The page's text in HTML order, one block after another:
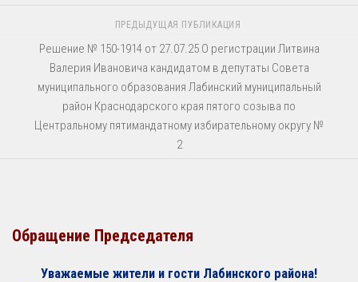
ПРЕДЫДУЩАЯ ПУБЛИКАЦИЯ
Решение № 150-1914 от 27.07.25 О регистрации Литвина
Валерия Ивановича кандидатом в депутаты Совета
муниципального образования Лабинский муниципальный
район Краснодарского края пятого созыва по
Центральному пятимандатному избирательному округу №
2
Обращение Председателя
Уважаемые жители и гости Лабинского района!